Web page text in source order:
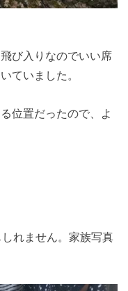
び入りなのでいい席
ていました。
位置だったので、よ
れません。家族写真